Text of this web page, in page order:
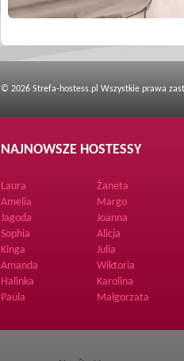
© 2026 Strefa-hostess.pl Wszystkie prawa
NAJNOWSZE HOSTESSY
Laura Żaneta
Amelia
Margo
Jagoda
Joanna
Sophia
Alicja
Kinga
Julia
Amanda
Wiktoria
Halinka
Karolina
Paula
Małgorzata